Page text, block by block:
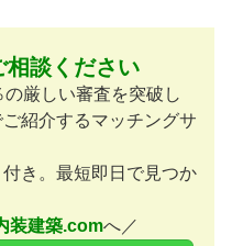
相談ください
厳しい審査を突破し
紹介するマッチングサ
き。最短即日で見つか
装建築.comへ／